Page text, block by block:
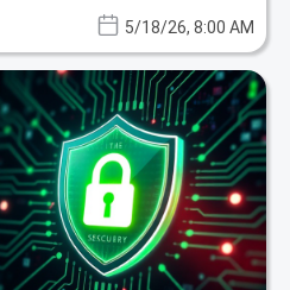
5/18/26, 8:00 AM